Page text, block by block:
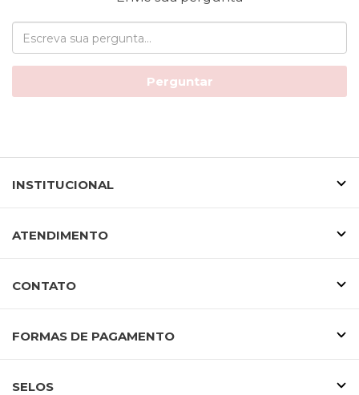
Perguntar
INSTITUCIONAL
ATENDIMENTO
CONTATO
FORMAS DE PAGAMENTO
SELOS